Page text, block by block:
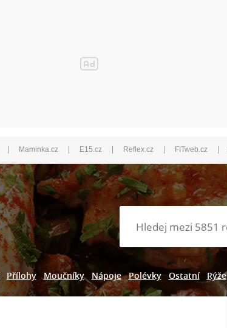
| Maminka.cz | E15.cz | Reflex.cz | FITweb.cz |
Přílohy Moučníky Nápoje Polévky Ostatní Rýže